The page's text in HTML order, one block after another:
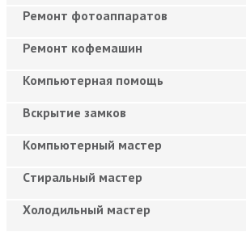
Ремонт фотоаппаратов
Ремонт кофемашин
Компьютерная помощь
Вскрытие замков
Компьютерный мастер
Cтиральный мастер
Холодильный мастер